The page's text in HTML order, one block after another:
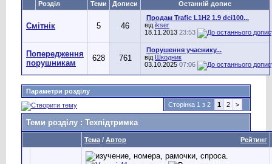
Розділ Теми Дописи Останній допис
Смітнік 5 46
Продам Trafic L1H2 1.9 dci100...
від ikser
18.11.2013 23:53
Попередження
порушникам
628 761
Порушення учаснику...
від Шкодник
03.10.2025 07:06
Параметри розділу
Сторінка 1 з 2
1 2 >
Теми розділу : Техпідтримка
Рейтинг
Тема / Автор